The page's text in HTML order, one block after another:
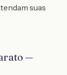
suas
—